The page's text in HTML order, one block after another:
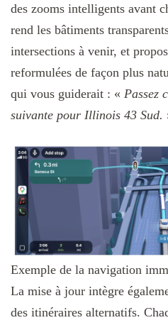
des zooms intelligents avant
rend les bâtiments
intersections à venir, et
reformulées de façon plus
qui vous guiderait : « Passez
suivante pour Illinois 43 Sud.
Exemple de la navigation
La mise à jour intègre
des itinéraires alternatifs.